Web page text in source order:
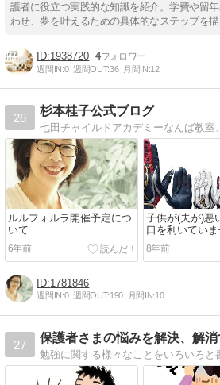
護者に役立つ実践的な知識を紹介。学費や留
わせ、夢を叶えるための具体的なステップを描
1938720 4
週間IN:0 週間OUT:36 月間IN:12
26
杉本桂子公式ブログ
ルルフォルラ開催予定につ
いて
6年前
子供が(夫が)悪
口を利いていま
それ危険です！
8年前
1781846
週間IN:0 週間OUT:190 月間IN:10
27
保護者さまの悩みを解決、解